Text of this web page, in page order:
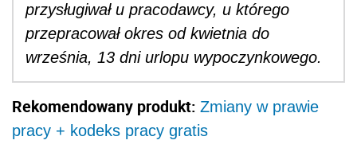
przysługiwał u pracodawcy, u którego
przepracował okres od kwietnia do
września, 13 dni urlopu wypoczynkowego.
Rekomendowany produkt: Zmiany w prawie
pracy + kodeks pracy gratis